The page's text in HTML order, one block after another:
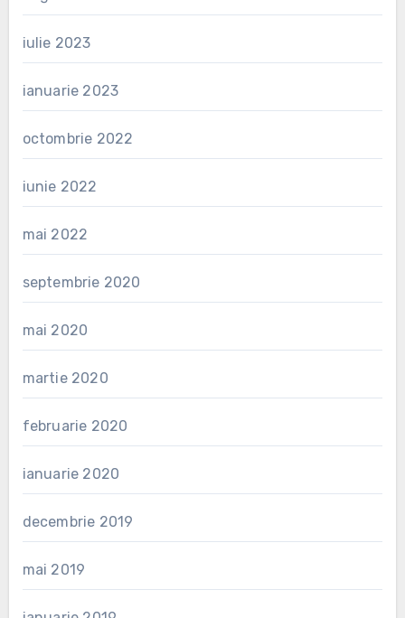
iulie 2023
ianuarie 2023
octombrie 2022
iunie 2022
mai 2022
septembrie 2020
mai 2020
martie 2020
februarie 2020
ianuarie 2020
decembrie 2019
mai 2019